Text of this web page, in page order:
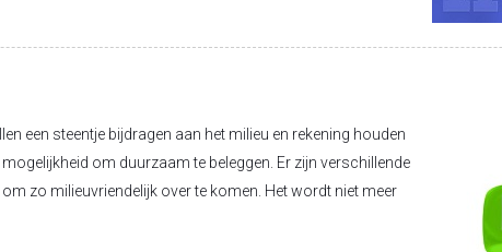
een steentje bijdragen aan het milieu en rekening houden
om duurzaam te beleggen. Er zijn verschillende
zo milieuvriendelijk over te komen. Het wordt niet meer